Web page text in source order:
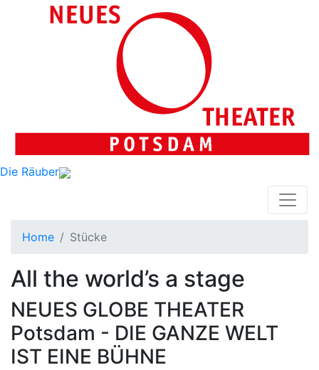
Die Räuber
Home Stücke
All the world’s a stage
NEUES GLOBE THEATER
Potsdam - DIE GANZE WELT
IST EINE BÜHNE